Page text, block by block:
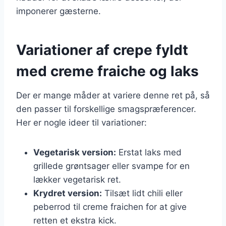
imponerer gæsterne.
Variationer af crepe fyldt
med creme fraiche og laks
Der er mange måder at variere denne ret på, så
den passer til forskellige smagspræferencer.
Her er nogle ideer til variationer:
Vegetarisk version: Erstat laks med
grillede grøntsager eller svampe for en
lækker vegetarisk ret.
Krydret version: Tilsæt lidt chili eller
peberrod til creme fraichen for at give
retten et ekstra kick.